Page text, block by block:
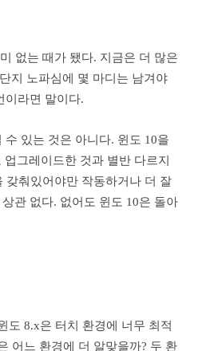
없는 때가 됐다. 지금은 더 많은
지 노파심에 몇 마디는 남겨야
이라면 말이다.
수 있는 것은 아니다. 윈도 10을
그레이드한 것과 별반 다르지
갖춰있어야만 작동하거나 더 잘
관 없다. 없어도 윈도 10은 돌아
도 8.x은 터치 환경에 너무 최적
어느 환경에 더 알맞을까? 두 환